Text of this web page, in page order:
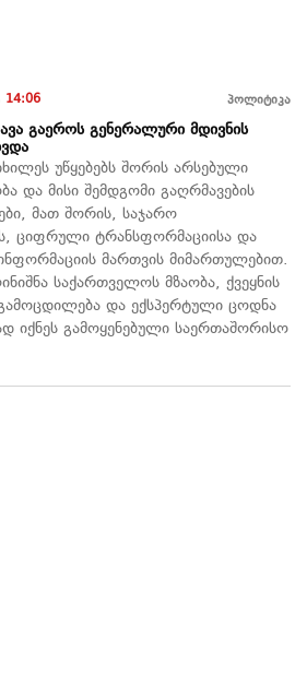
14:06 პოლიტიკა
გაეროს გენერალური მდივნის
უწყებებს შორის არსებული
და მისი შემდგომი გაღრმავების
მათ შორის, საჯარო
ციფრული ტრანსფორმაციისა და
მართვის მიმართულებით.
საქართველოს მზაობა, ქვეყნის
და ექსპერტული ცოდნა
იქნეს გამოყენებული საერთაშორისო